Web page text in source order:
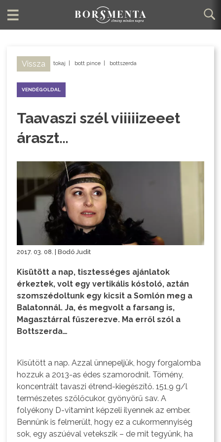
Vissza tokaj bott pince bottszerda
VENDÉGOLDAL
Taavaszi szél viiiiizeeet
áraszt…
2017. 03. 08. | Bodó Judit
Kisütött a nap, tisztességes ajánlatok
érkeztek, volt egy vertikális kóstoló, aztán
szomszédoltunk egy kicsit a Somlón meg a
Balatonnál. Ja, és megvolt a farsang is,
Magasztárral fűszerezve. Ma erről szól a
Bottszerda…
Kisütött a nap. Azzal ünnepeljük, hogy forgalomba
hozzuk a 2013-as édes szamorodnit. Tömény,
koncentrált tavaszi étrend-kiegészítő. 151,9 g/l
természetes szőlőcukor, gyönyörű sav. A
folyékony D-vitamint képzeli ilyennek az ember.
Bennünk is felmerült, hogy ez a cukormennyiség
sok, egy aszúéval vetekszik – de mit tegyünk, ha